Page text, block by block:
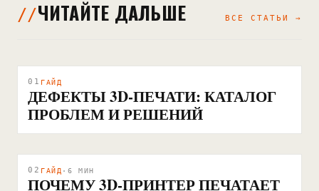
ЧИТАЙТЕ ДАЛЬШЕ ВСЕ СТАТЬИ →
01 ГАЙД
ДЕФЕКТЫ 3D-ПЕЧАТИ: КАТАЛОГ
ПРОБЛЕМ И РЕШЕНИЙ
02 ГАЙД · 6 МИН
ПОЧЕМУ 3D-ПРИНТЕР ПЕЧАТАЕТ